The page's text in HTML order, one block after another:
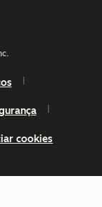
cookies